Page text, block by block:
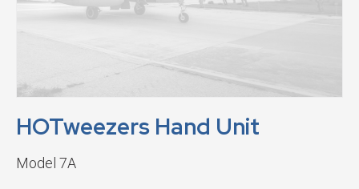
HOTweezers Hand Unit
Model 7A